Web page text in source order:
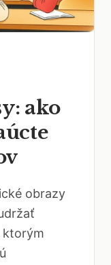
ako
obrazy
ktorým